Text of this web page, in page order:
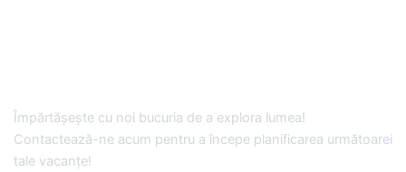
Împărtășește cu noi bucuria de a explora lumea!
Contactează-ne acum pentru a începe planificarea următoarei
tale vacanțe!